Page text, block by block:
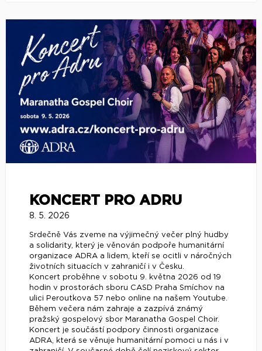
KONCERT PRO ADRU
8. 5. 2026
Srdečně Vás zveme na výjimečný večer plný hudby
a solidarity, který je věnován podpoře humanitární
organizace ADRA a lidem, kteří se ocitli v náročných
životních situacích v zahraničí i v Česku.
Koncert proběhne v sobotu 9. května 2026 od 19
hodin v prostorách sboru CASD Praha Smíchov na
ulici Peroutkova 57 nebo online na našem Youtube.
Během večera nám zahraje a zazpívá známý
pražský gospelový sbor Maranatha Gospel Choir.
Koncert je součástí podpory činnosti organizace
ADRA, která se věnuje humanitární pomoci u nás i v